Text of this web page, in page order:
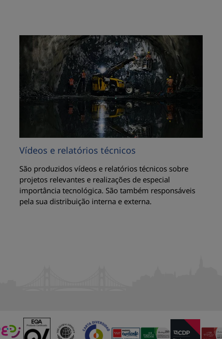
Vídeos e relatórios técnicos
São produzidos vídeos e relatórios técnicos sobre
projetos relevantes e realizações de especial
importância tecnológica. São também responsáveis ​​
pela sua distribuição interna e externa.